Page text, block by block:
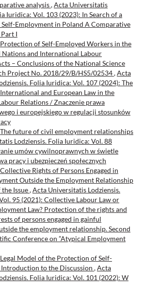
analysis,Acta Universitatis
Iuridica: Vol. 103 (2023): In Search of a
Self-Employment in Poland A Comparative
I
Protection of Self-Employed Workers in the
Nations and International Labour
– Conclusions of the National Science
Project No. 2018/29/B/HS5/02534,Acta
Folia Iuridica: Vol. 107 (2024): The
and European Law in the
Relations / Znaczenie prawa
i europejskiego w regulacji stosunków
The future of civil employment relationships
Lodziensis. Folia Iuridica: Vol. 88
umów cywilnoprawnych w świetle
pracy i ubezpieczeń społecznych
Collective Rights of Persons Engaged in
Outside the Employment Relationship
Issue,Acta Universitatis Lodziensis.
95 (2021): Collective Labour Law or
Law? Protection of the rights and
of persons engaged in gainful
the employment relationship. Second
Conference on ”Atypical Employment
Legal Model of the Protection of Self-
to the Discussion ,Acta
Folia Iuridica: Vol. 101 (2022): W